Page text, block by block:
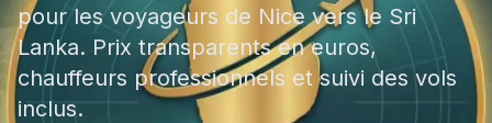
pour les voyageurs de Nice vers le Sri
Lanka. Prix transparents en euros,
chauffeurs professionnels et suivi des vols
inclus.